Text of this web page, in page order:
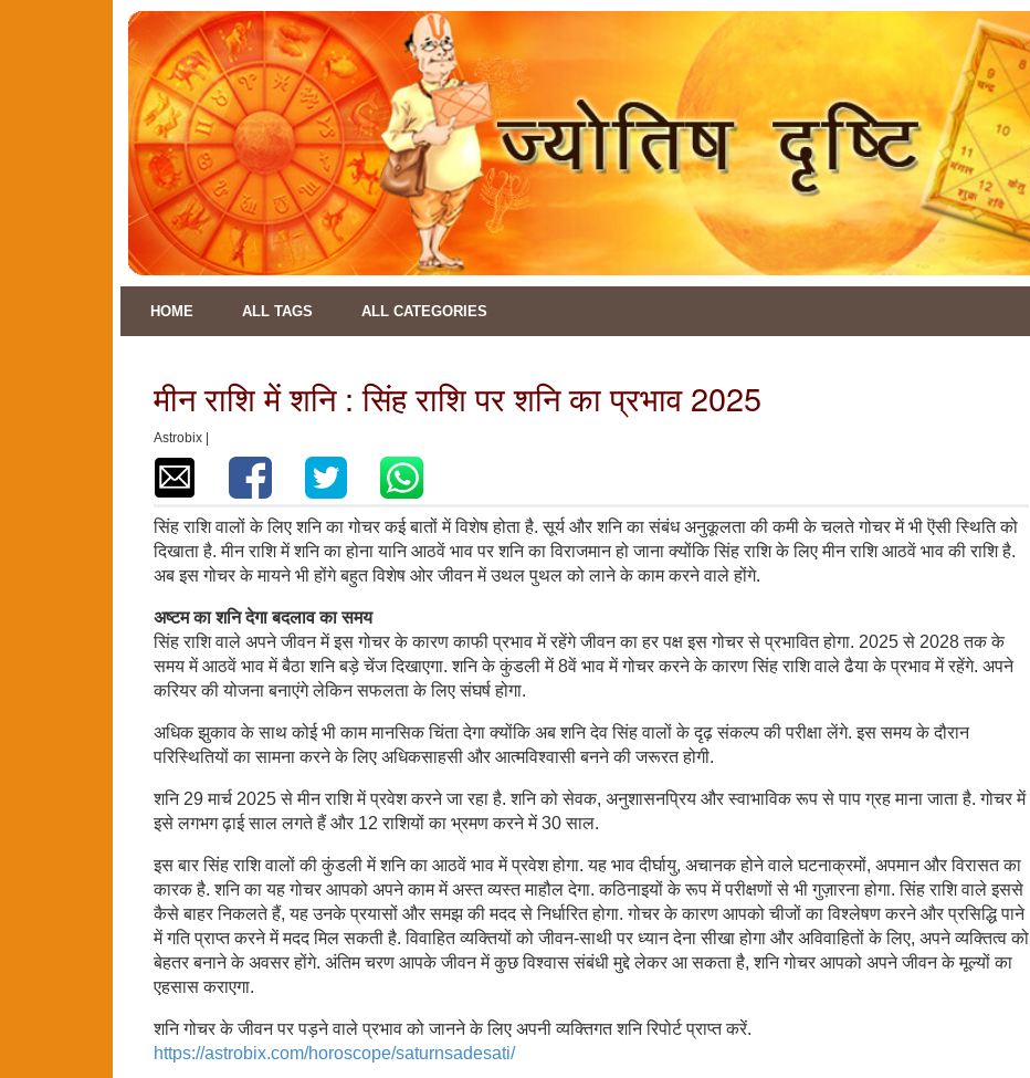
HOME ALL TAGS ALL CATEGORIES
मीन राशि में शनि : सिंह राशि पर शनि का प्रभाव 2025
Astrobix |
सिंह राशि वालों के लिए शनि का गोचर कई बातों में विशेष होता है. सूर्य और शनि का संबंध अनुकूलता की कमी के चलते गोचर में भी ऎसी स्थिति को
दिखाता है. मीन राशि में शनि का होना यानि आठवें भाव पर शनि का विराजमान हो जाना क्योंकि सिंह राशि के लिए मीन राशि आठवें भाव की राशि है.
अब इस गोचर के मायने भी होंगे बहुत विशेष ओर जीवन में उथल पुथल को लाने के काम करने वाले होंगे.
अष्टम का शनि देगा बदलाव का समय
सिंह राशि वाले अपने जीवन में इस गोचर के कारण काफी प्रभाव में रहेंगे जीवन का हर पक्ष इस गोचर से प्रभावित होगा. 2025 से 2028 तक के
समय में आठवें भाव में बैठा शनि बड़े चेंज दिखाएगा. शनि के कुंडली में 8वें भाव में गोचर करने के कारण सिंह राशि वाले ढैया के प्रभाव में रहेंगे. अपने
करियर की योजना बनाएंगे लेकिन सफलता के लिए संघर्ष होगा.
अधिक झुकाव के साथ कोई भी काम मानसिक चिंता देगा क्योंकि अब शनि देव सिंह वालों के दृढ़ संकल्प की परीक्षा लेंगे. इस समय के दौरान
परिस्थितियों का सामना करने के लिए अधिकसाहसी और आत्मविश्वासी बनने की जरूरत होगी.
शनि 29 मार्च 2025 से मीन राशि में प्रवेश करने जा रहा है. शनि को सेवक, अनुशासनप्रिय और स्वाभाविक रूप से पाप ग्रह माना जाता है. गोचर में
इसे लगभग ढ़ाई साल लगते हैं और 12 राशियों का भ्रमण करने में 30 साल.
इस बार सिंह राशि वालों की कुंडली में शनि का आठवें भाव में प्रवेश होगा. यह भाव दीर्घायु, अचानक होने वाले घटनाक्रमों, अपमान और विरासत का
कारक है. शनि का यह गोचर आपको अपने काम में अस्त व्यस्त माहौल देगा. कठिनाइयों के रूप में परीक्षणों से भी गुज़ारना होगा. सिंह राशि वाले इससे
कैसे बाहर निकलते हैं, यह उनके प्रयासों और समझ की मदद से निर्धारित होगा. गोचर के कारण आपको चीजों का विश्लेषण करने और प्रसिद्धि पाने
में गति प्राप्त करने में मदद मिल सकती है. विवाहित व्यक्तियों को जीवन-साथी पर ध्यान देना सीखा होगा और अविवाहितों के लिए, अपने व्यक्तित्व को
बेहतर बनाने के अवसर होंगे. अंतिम चरण आपके जीवन में कुछ विश्वास संबंधी मुद्दे लेकर आ सकता है, शनि गोचर आपको अपने जीवन के मूल्यों का
एहसास कराएगा.
शनि गोचर के जीवन पर पड़ने वाले प्रभाव को जानने के लिए अपनी व्यक्तिगत शनि रिपोर्ट प्राप्त करें.
https://astrobix.com/horoscope/saturnsadesati/